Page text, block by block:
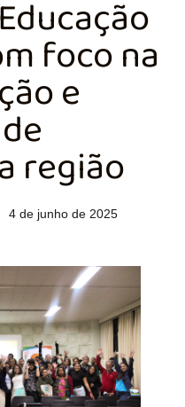
foco na
e
região
4 de junho de 2025